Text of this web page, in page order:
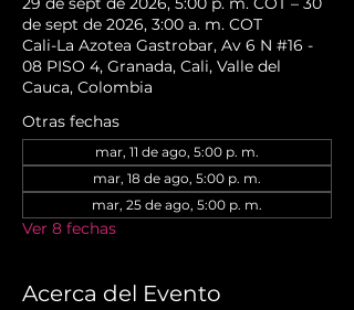
de sept de 2026, 3:00 a. m. COT
Cali-La Azotea Gastrobar, Av 6 N #16 -
08 PISO 4, Granada, Cali, Valle del
Cauca, Colombia
Otras fechas
mar, 11 de ago, 5:00 p. m.
mar, 18 de ago, 5:00 p. m.
mar, 25 de ago, 5:00 p. m.
Ver 8 fechas
Acerca del Evento